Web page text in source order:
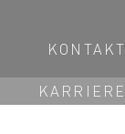
KARRIERE
KONTAKT